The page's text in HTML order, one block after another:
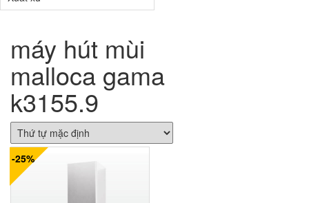
máy hút mùi
malloca gama
k3155.9
-25%